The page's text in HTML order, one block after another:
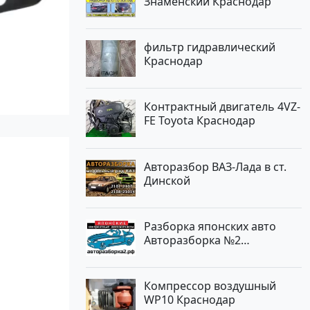
фильтр гидравлический
Краснодар
Контрактный двигатель 4VZ-
FE Toyota Краснодар
Авторазбор ВАЗ-Лада в ст.
Динской
Разборка японских авто
Авторазборка №2
Компрессор воздушный
WP10 Краснодар